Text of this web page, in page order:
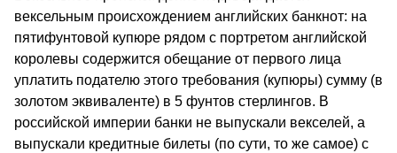
вексельным происхождением английских банкнот: на
пятифунтовой купюре рядом с портретом английской
королевы содержится обещание от первого лица
уплатить подателю этого требования (купюры) сумму (в
золотом эквиваленте) в 5 фунтов стерлингов. В
российской империи банки не выпускали векселей, а
выпускали кредитные билеты (по сути, то же самое) с